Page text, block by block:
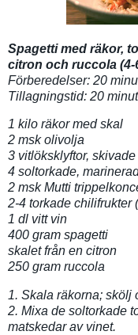
Spagetti med räkor,
citron och ruccola
Förberedelser: 20
Tillagningstid: 20
1 kilo räkor med skal
2 msk olivolja
3 vitlöksklyftor, skivade
4 soltorkade,
2 msk Mutti
2-4 torkade chilifrukter
1 dl vitt vin
400 gram spagetti
skalet från en citron
250 gram ruccola
1. Skala räkorna; skölj
2. Mixa de soltorkade
matskedar av vinet.